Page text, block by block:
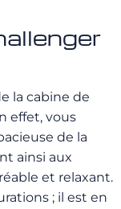
la cabine de
effet, vous
de la
ainsi aux
et relaxant.
; il est en